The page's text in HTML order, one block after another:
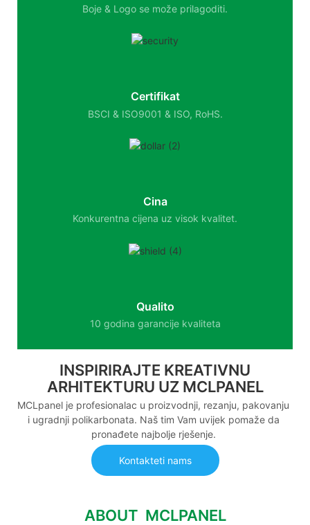
Boje & Logo se može prilagoditi.
Certifikat
BSCI & ISO9001 & ISO, RoHS.
Cina
Konkurentna cijena uz visok kvalitet.
Qualito
10 godina garancije kvaliteta
INSPIRIRAJTE KREATIVNU
ARHITEKTURU UZ MCLPANEL
MCLpanel je profesionalac u proizvodnji, rezanju, pakovanju
i ugradnji polikarbonata. Naš tim Vam uvijek pomaže da
pronađete najbolje rješenje.
Kontakteti nams
ABOUT MCLPANEL